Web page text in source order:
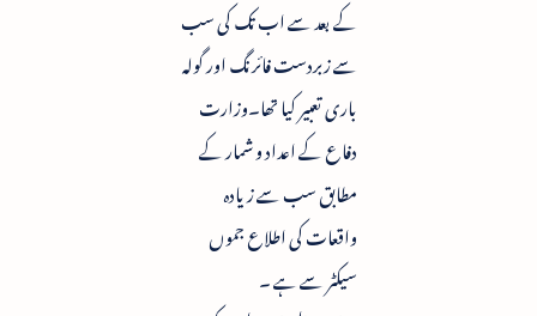
کے بعد سے اب تک کی سب
سے زبردست فائرنگ اور گولہ
باری تعبیر کیا تھا۔وزارت
دفاع کے اعداد و شمار کے
مطابق سب سے زیادہ
واقعات کی اطلاع جموں
سیکٹر سے ہے ۔